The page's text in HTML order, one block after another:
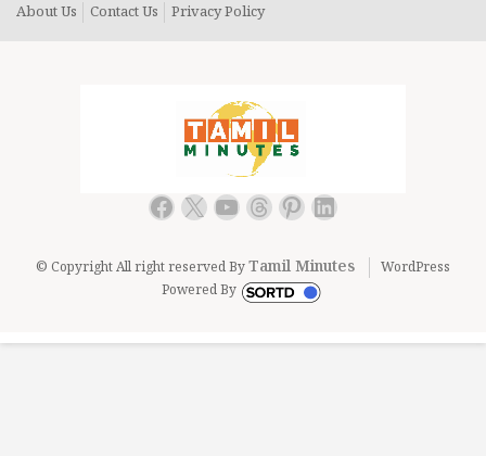
About Us Contact Us Privacy Policy
Facebook
X YouTube
Threads
Pinterest
LinkedIn
© Copyright All right reserved ByTamil Minutes
WordPress
Powered By